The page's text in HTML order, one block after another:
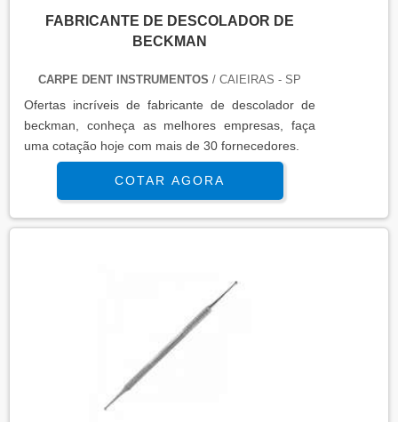
FABRICANTE DE DESCOLADOR DE
BECKMAN
CARPE DENT INSTRUMENTOS / CAIEIRAS - SP
Ofertas incrí­veis de fabricante de descolador de
beckman, conheça as melhores empresas, faça
uma cotação hoje com mais de 30 fornecedores.
COTAR AGORA